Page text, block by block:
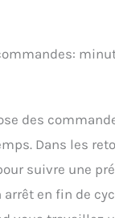
des
Dans les
suivre une
arrêt en fin de